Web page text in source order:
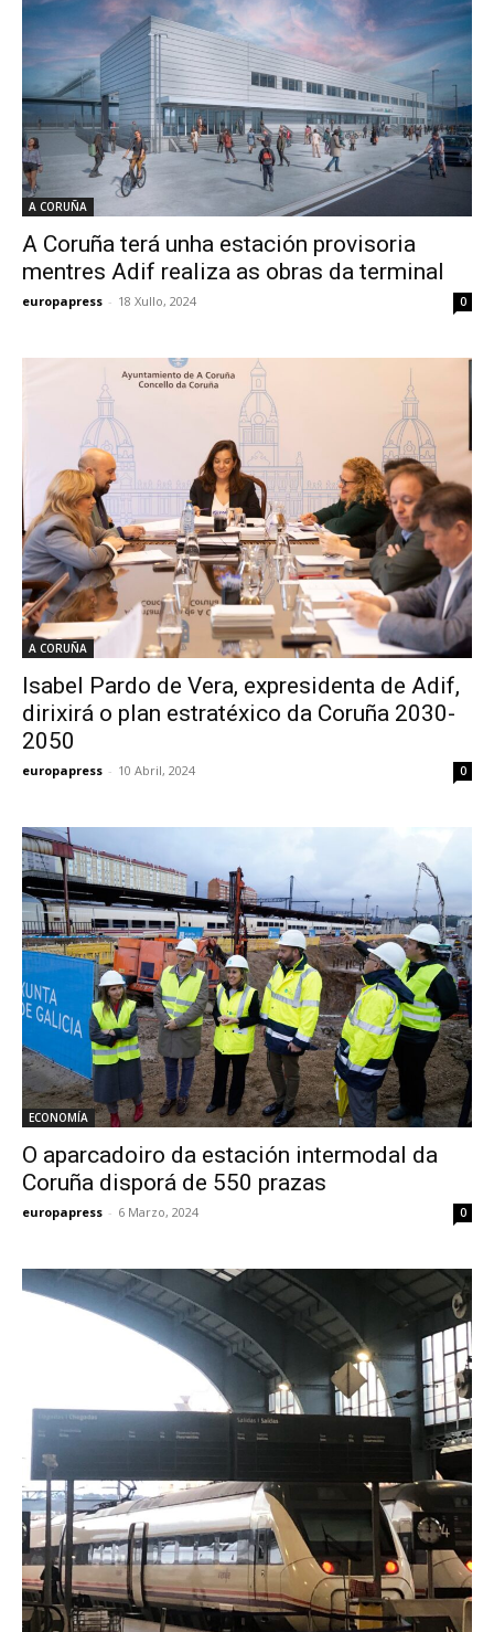
A CORUÑA
A Coruña terá unha estación provisoria
mentres Adif realiza as obras da terminal
europapress - 18 Xullo, 2024 0
A CORUÑA
Isabel Pardo de Vera, expresidenta de Adif,
dirixirá o plan estratéxico da Coruña 2030-
2050
europapress - 10 Abril, 2024 0
ECONOMÍA
O aparcadoiro da estación intermodal da
Coruña disporá de 550 prazas
europapress - 6 Marzo, 2024 0